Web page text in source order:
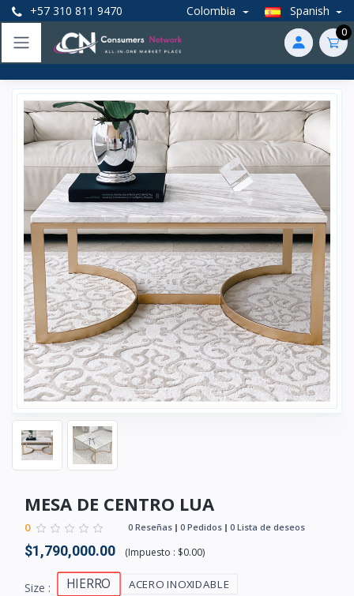
+57 310 811 9470 Colombia Spanish
0
MESA DE CENTRO LUA
0 0 Reseñas 0 Pedidos 0 Lista de deseos
$1,790,000.00 (Impuesto : $0.00)
Size : HIERRO ACERO INOXIDABLE